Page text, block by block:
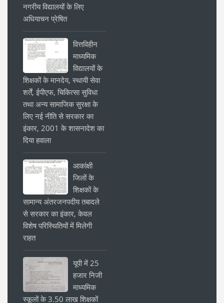
नगरीय विद्यालयों के लिए
अधियाचन प्रेषित
वित्तविहीन
माध्यमिक
विद्यालयों के
शिक्षकों के मानदेय, स्थायी सेवा
शर्तें, ईपीएफ, चिकित्सा सुविधा
तथा अन्य सामाजिक सुरक्षा के
लिए नई नीति से सरकार का
इंकार, 2001 के शासनादेश का
दिया हवाला
आकांक्षी
जिलों के
शिक्षकों के
सामान्य अंतरजनपदीय तबादले
से सरकार का इंकार, केवल
विशेष परिस्थितियों में मिलेगी
राहत
यूपी में 25
हजार निजी
माध्यमिक
स्कूलों के 3.50 लाख शिक्षकों